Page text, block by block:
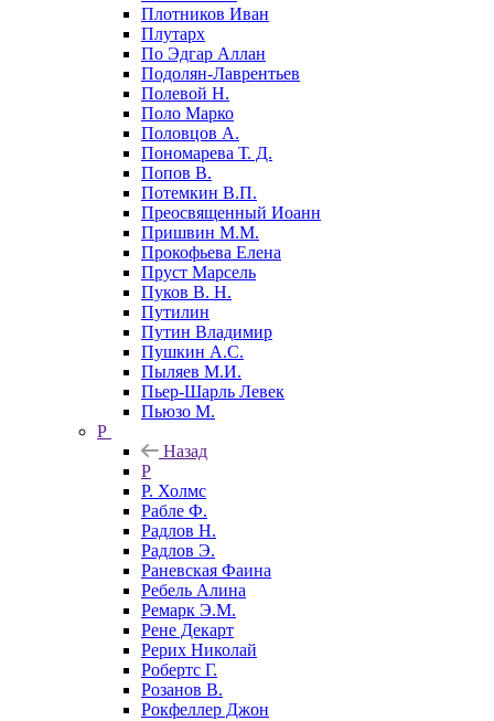
Плотников Иван
Плутарх
По Эдгар Аллан
Подолян-Лаврентьев
Полевой Н.
Поло Марко
Половцов А.
Пономарева Т. Д.
Попов В.
Потемкин В.П.
Преосвященный Иоанн
Пришвин М.М.
Прокофьева Елена
Пруст Марсель
Пуков В. Н.
Путилин
Путин Владимир
Пушкин А.С.
Пыляев М.И.
Пьер-Шарль Левек
Пьюзо М.
Р
Назад
Р
Р. Холмс
Рабле Ф.
Радлов Н.
Радлов Э.
Раневская Фаина
Ребель Алина
Ремарк Э.М.
Рене Декарт
Рерих Николай
Робертс Г.
Розанов В.
Рокфеллер Джон